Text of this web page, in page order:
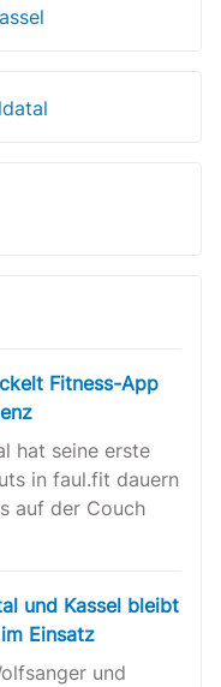
Fitness-App
hat seine erste
in faul.fit dauern
auf der Couch
und Kassel bleibt
Einsatz
und